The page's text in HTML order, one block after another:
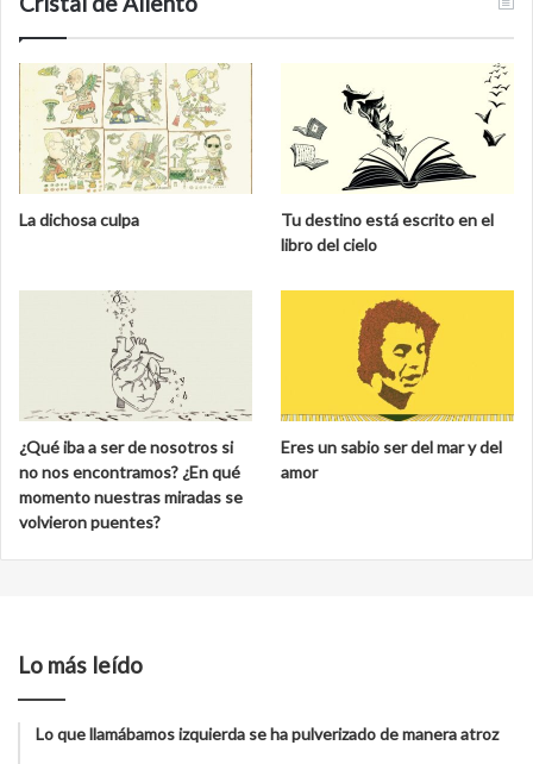
La dichosa culpa
Tu destino está escrito en el
libro del cielo
¿Qué iba a ser de nosotros si
no nos encontramos? ¿En qué
momento nuestras miradas se
volvieron puentes?
Eres un sabio ser del mar y del
amor
Lo más leído
Lo que llamábamos izquierda se ha pulverizado de manera atroz